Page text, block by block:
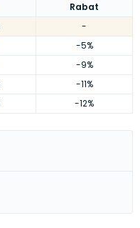
Rabat
-
-5%
-9%
-11%
-12%